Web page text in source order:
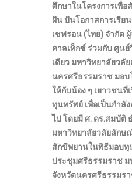
ศึกษาในโครงการเพื่อ
ฝัน ปันโอกาสการเรีย
เชฟรอน (ไทย) จำกัด
คาลเท็กซ์ ร่วมกับ ศูน
เดียว มหาวิทยาลัยวลั
นครศรีธรรมราช มอบ
ให้กับน้อง ๆ เยาวชน
ทุนทรัพย์ เพื่อเป็นกำลั
ไป โดยมี ศ. ดร.สมบัติ
มหาวิทยาลัยวลัยลักษ
สักขีพยานในพิธีมอบทุ
ประชุมศรีธรรมราช
จังหวัดนครศรีธรรมร